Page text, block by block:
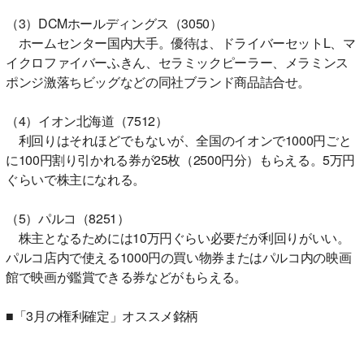
（3）DCMホールディングス（3050）
ホームセンター国内大手。優待は、ドライバーセットL、マ
イクロファイバーふきん、セラミックピーラー、メラミンス
ポンジ激落ちビッグなどの同社ブランド商品詰合せ。
（4）イオン北海道（7512）
利回りはそれほどでもないが、全国のイオンで1000円ごと
に100円割り引かれる券が25枚（2500円分）もらえる。5万円
ぐらいで株主になれる。
（5）パルコ（8251）
株主となるためには10万円ぐらい必要だが利回りがいい。
パルコ店内で使える1000円の買い物券またはパルコ内の映画
館で映画が鑑賞できる券などがもらえる。
■「3月の権利確定」オススメ銘柄